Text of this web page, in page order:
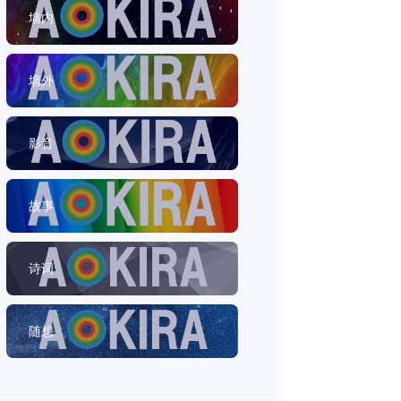
墙内
墙外
影音
故事
诗词
随想